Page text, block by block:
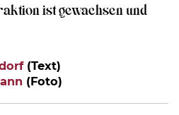
ist gewachsen und
(Text)
(Foto)